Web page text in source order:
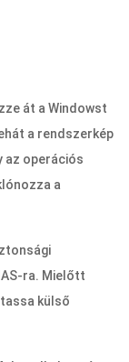
át a Windowst
a rendszerkép
az operációs
a
ra. Mielőtt
külső